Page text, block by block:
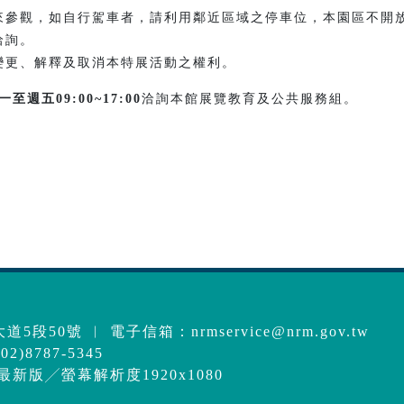
觀，如自行駕車者，請利用鄰近區域之停車位，本園區不開
。
、解釋及取消本特展活動之權利。
至週五09:00~17:00洽詢本館展覽教育及公共服務組。
5段50號 ︱ 電子信箱： nrmservice@nrm.gov.tw
5345
新版╱螢幕解析度1920x1080